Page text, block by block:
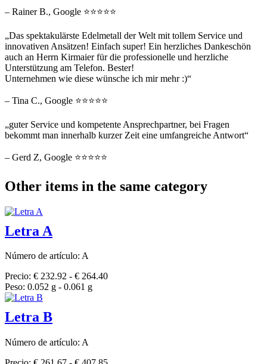
– Rainer B., Google ⭐⭐⭐⭐⭐
„Das spektakulärste Edelmetall der Welt mit tollem Service und
innovativen Ansätzen! Einfach super! Ein herzliches Dankeschön
auch an Herrn Kirmaier für die professionelle und herzliche
Unterstützung am Telefon. Bester!
Unternehmen wie diese wünsche ich mir mehr :)“
– Tina C., Google ⭐⭐⭐⭐⭐
„guter Service und kompetente Ansprechpartner, bei Fragen
bekommt man innerhalb kurzer Zeit eine umfangreiche Antwort“
– Gerd Z, Google ⭐⭐⭐⭐⭐
Other items in the same category
Letra A
Número de artículo: A
Precio: € 232.92 - € 264.40
Peso: 0.052 g - 0.061 g
Letra B
Número de artículo: A